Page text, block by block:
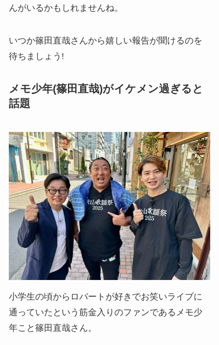
んがいるかもしれませんね。
いつか篠田直哉さんから嬉しい報告が聞けるのを
待ちましょう!
メモ少年(篠田直哉)がイケメン過ぎると
話題
小学生の頃からロバートが好きでお笑いライブに
通っていたという筋金入りのファンであるメモ少
年こと篠田直哉さん。